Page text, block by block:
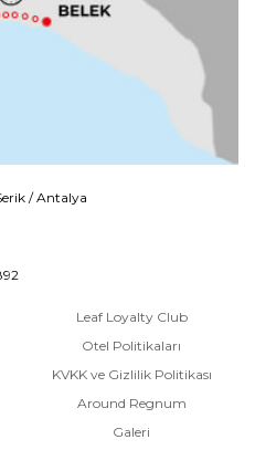
/ Antalya
Leaf Loyalty Club
Otel Politikaları
KVKK ve Gizlilik Politikası
Around Regnum
Galeri